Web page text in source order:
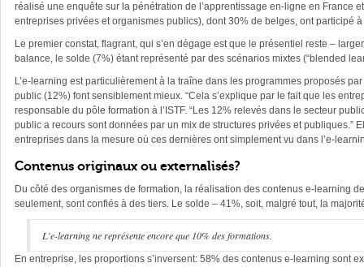
réalisé une enquête sur la pénétration de l’apprentissage en-ligne en France
entreprises privées et organismes publics), dont 30% de belges, ont participé
Le premier constat, flagrant, qui s’en dégage est que le présentiel reste –
balance, le solde (7%) étant représenté par des scénarios mixtes (“blended
L’e-learning est particulièrement à la traîne dans les programmes proposés
public (12%) font sensiblement mieux. “Cela s’explique par le fait que les
responsable du pôle formation à l’ISTF. “Les 12% relevés dans le secteur
public a recours sont données par un mix de structures privées et publiques.”
entreprises dans la mesure où ces dernières ont simplement vu dans l’e-
Contenus originaux ou externalisés?
Du côté des organismes de formation, la réalisation des contenus e-learning
seulement, sont confiés à des tiers. Le solde – 41%, soit, malgré tout, la
L’e-learning ne représente encore que 10% des formations.
En entreprise, les proportions s’inversent: 58% des contenus e-learning sont